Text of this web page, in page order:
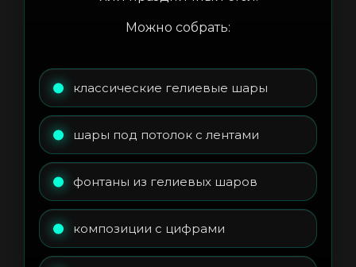
Можно собрать:
классические гелиевые шары
шары под потолок с лентами
фонтаны из гелиевых шаров
композиции с цифрами